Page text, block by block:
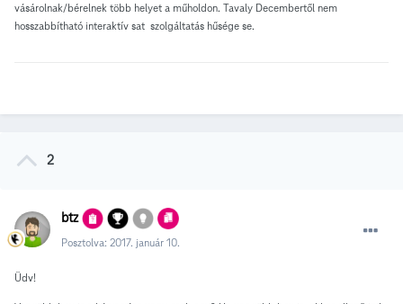
vásárolnak/bérelnek több helyet a műholdon. Tavaly Decembertől nem
hosszabbítható interaktív sat szolgáltatás hűsége se.
2
btz
Posztolva: 2017. január 10.
Üdv!